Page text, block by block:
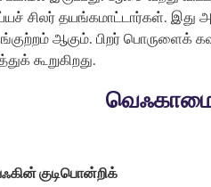
சிலர் தயங்கமாட்டார்கள். இது
ஆகும். பிறர்
கூறுகிறது.
குடிபொன்றிக்